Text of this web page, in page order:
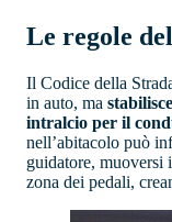
Le regole
Il Codice della
in auto, ma
intralcio per il
nell’abitacolo può
guidatore, muoversi
zona dei pedali,